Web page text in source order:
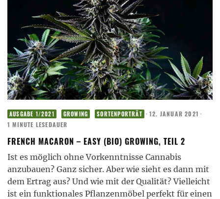
AUSGABE 1/2021 GROWING SORTENPORTRÄT · 12. JANUAR 2021 ·
1 MINUTE LESEDAUER
FRENCH MACARON – EASY (BIO) GROWING, TEIL 2
Ist es möglich ohne Vorkenntnisse Cannabis
anzubauen? Ganz sicher. Aber wie sieht es dann mit
dem Ertrag aus? Und wie mit der Qualität? Vielleicht
ist ein funktionales Pflanzenmöbel perfekt für einen